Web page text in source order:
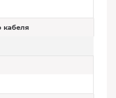
кабеля